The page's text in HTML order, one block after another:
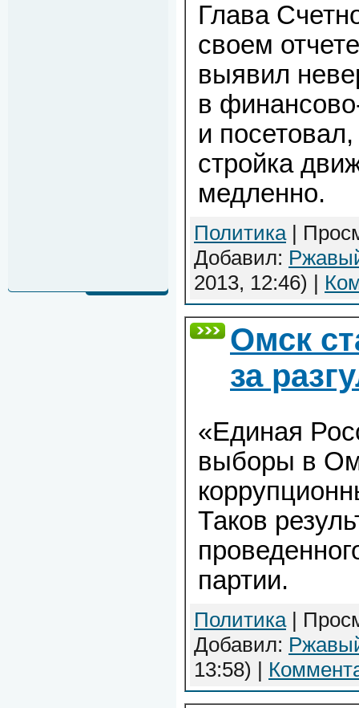
Глава
своем
выявил
в
и
стройка
медленно.
Политика|
Добавил:
2013, 12:46) |
Омск
за
«Единая
выборы в
Таков
партии.
Политика|
Добавил:
13:58) |